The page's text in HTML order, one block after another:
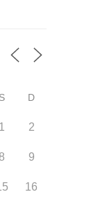
S D
1 2
9
16